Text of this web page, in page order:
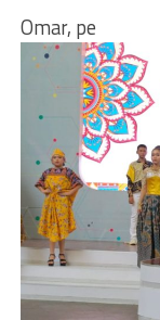
Omar, pe